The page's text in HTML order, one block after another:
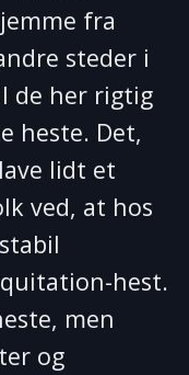
fra
steder i
de her rigtig
heste. Det,
lidt et
ved, at hos
hest.
men
og